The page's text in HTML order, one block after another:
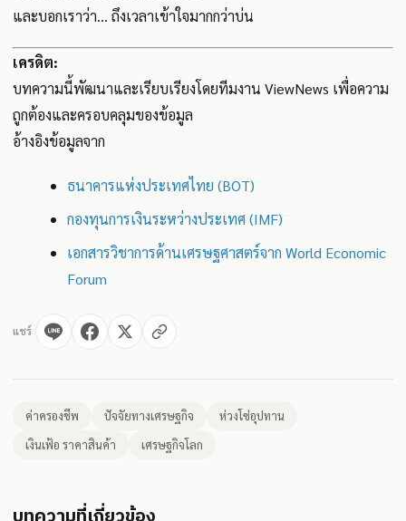
และบอกเราว่า... ถึงเวลาเข้าใจมากกว่าบ่น
เครดิต:
บทความนี้พัฒนาและเรียบเรียงโดยทีมงาน ViewNews เพื่อความ
ถูกต้องและครอบคลุมของข้อมูล
อ้างอิงข้อมูลจาก
ธนาคารแห่งประเทศไทย (BOT)
กองทุนการเงินระหว่างประเทศ (IMF)
เอกสารวิชาการด้านเศรษฐศาสตร์จาก World Economic
Forum
แชร์
ค่าครองชีพ ปัจจัยทางเศรษฐกิจ
ห่วงโซ่อุปทาน
เงินเฟ้อ ราคาสินค้า
เศรษฐกิจโลก